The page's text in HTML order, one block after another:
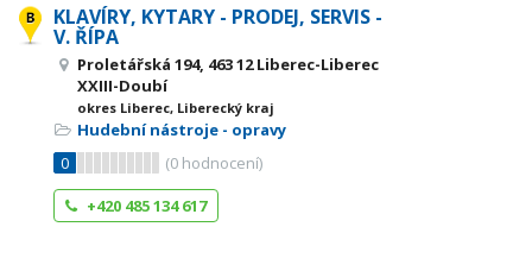
KLAVÍRY, KYTARY - PRODEJ, SERVIS -
V. ŘÍPA
Proletářská 194, 463 12 Liberec-Liberec
XXIII-Doubí
okres Liberec, Liberecký kraj
Hudební nástroje - opravy
0
(0 hodnocení)
+420 485 134 617